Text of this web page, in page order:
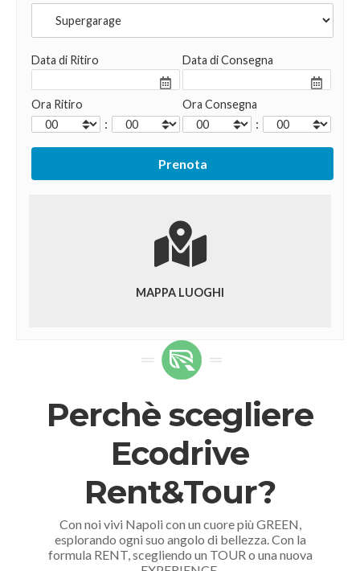
Data di Ritiro
Ora Ritiro
:
Data di Consegna
Ora Consegna
:
MAPPA LUOGHI
Perchè scegliere
Ecodrive
Rent&Tour?
Con noi vivi Napoli con un cuore più GREEN,
esplorando ogni suo angolo di bellezza. Con la
formula RENT, scegliendo un TOUR o una nuova